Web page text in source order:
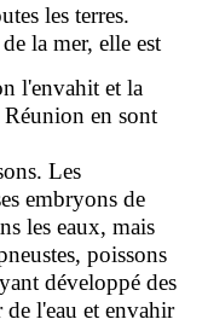
les terres.
la mer, elle est
l'envahit et la
en sont
Les
embryons de
les eaux, mais
poissons
développé des
l'eau et envahir